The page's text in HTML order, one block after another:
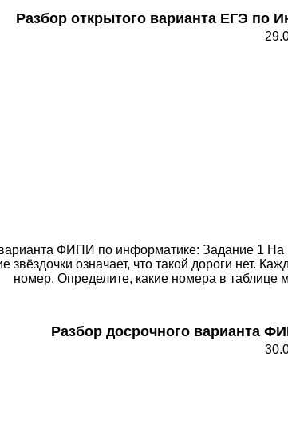
Разбор открытого варианта ЕГЭ по
ФИПИ по информатике: Задание 1 На
звёздочки означает, что такой дороги нет.
номер. Определите, какие номера в таблице
Разбор досрочного варианта